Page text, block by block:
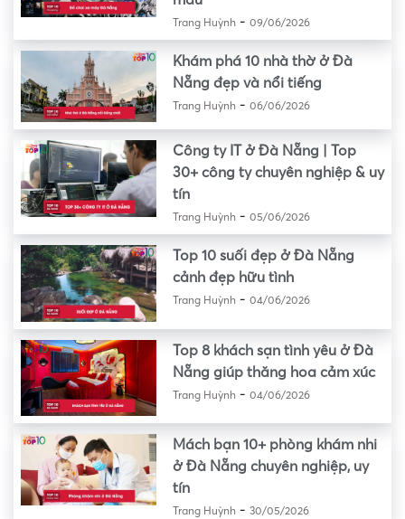
Trang Huỳnh- 09/06/2026
Khám phá 10 nhà thờ ở Đà
Nẵng đẹp và nổi tiếng
Trang Huỳnh- 06/06/2026
Công ty IT ở Đà Nẵng | Top
30+ công ty chuyên nghiệp & uy
tín
Trang Huỳnh- 05/06/2026
Top 10 suối đẹp ở Đà Nẵng
cảnh đẹp hữu tình
Trang Huỳnh- 04/06/2026
Top 8 khách sạn tình yêu ở Đà
Nẵng giúp thăng hoa cảm xúc
Trang Huỳnh- 04/06/2026
Mách bạn 10+ phòng khám nhi
ở Đà Nẵng chuyên nghiệp, uy
tín
Trang Huỳnh- 30/05/2026